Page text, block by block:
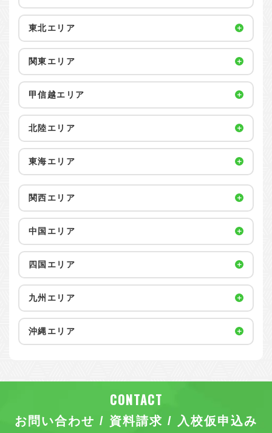
お問い合わせ / 資料請求 / 入校仮申込み
東北エリア
関東エリア
甲信越エリア
北陸エリア
東海エリア
関西エリア
中国エリア
四国エリア
九州エリア
沖縄エリア